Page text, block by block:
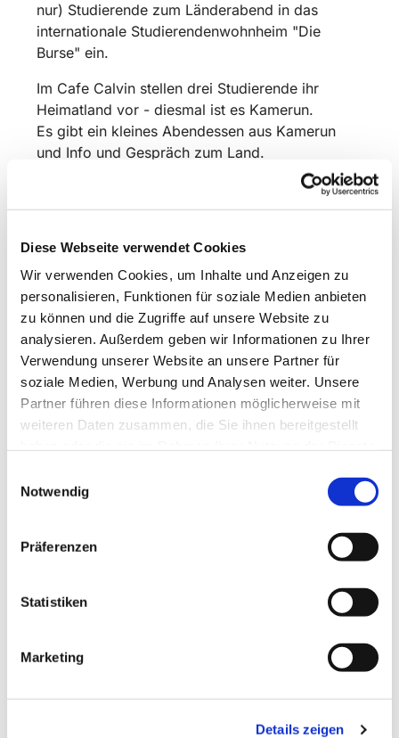
Diese Webseite verwendet Cookies
Wir verwenden Cookies, um Inhalte und Anzeigen zu
personalisieren, Funktionen für soziale Medien anbieten
zu können und die Zugriffe auf unsere Website zu
analysieren. Außerdem geben wir Informationen zu Ihrer
Verwendung unserer Website an unsere Partner für
soziale Medien, Werbung und Analysen weiter. Unsere
Partner führen diese Informationen möglicherweise mit
weiteren Daten zusammen, die Sie ihnen bereitgestellt
Notwendig
Präferenzen
Statistiken
Marketing
Details zeigen
nur) Studierende zum Länderabend in das
internationale Studierendenwohnheim "Die
Burse" ein.
Im Cafe Calvin stellen drei Studierende ihr
Heimatland vor - diesmal ist es Kamerun.
Es gibt ein kleines Abendessen aus Kamerun
und Info und Gespräch zum Land.
Anmeldung unter michael.fleck@pfr.lippische-
landeskirche.de
von 10 €
interessieren